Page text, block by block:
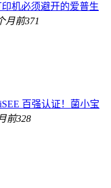
机必须避开的爱普生
月前371
iSEE 百强认证！菌小宝
前328